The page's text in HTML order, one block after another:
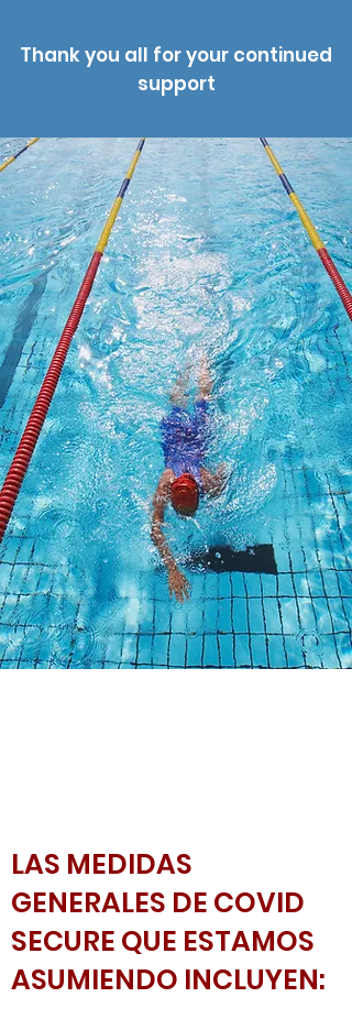
Thank you all for your continued
support
LAS MEDIDAS
GENERALES DE COVID
SECURE QUE ESTAMOS
ASUMIENDO INCLUYEN: